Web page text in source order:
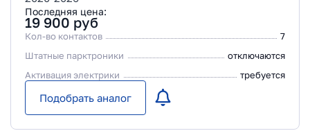
Последняя цена:
19 900 руб
Кол-во контактов
7
Штатные парктроники
отключаются
Активация электрики
требуется
Подобрать аналог